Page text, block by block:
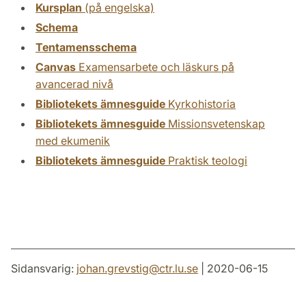
Kursplan (på engelska)
Schema
Tentamensschema
Canvas Examensarbete och läskurs på
avancerad nivå
Bibliotekets ämnesguide Kyrkohistoria
Bibliotekets ämnesguide Missionsvetenskap
med ekumenik
Bibliotekets ämnesguide Praktisk teologi
Sidansvarig: johan.grevstig@ctr.lu.se | 2020-06-15